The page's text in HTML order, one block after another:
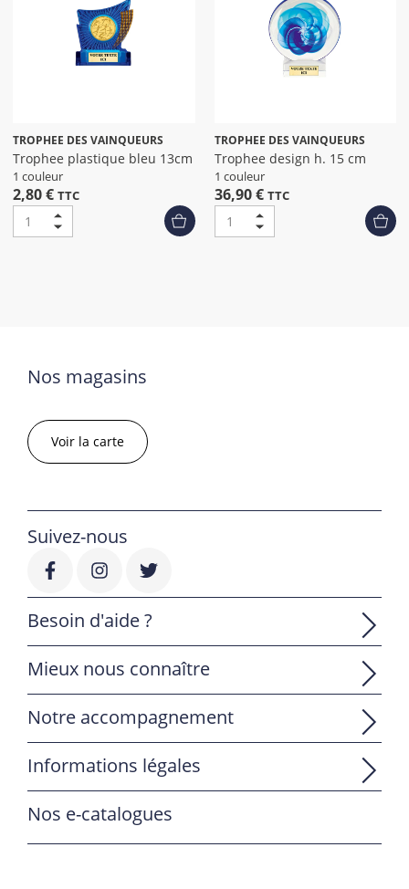
TROPHEE DES VAINQUEURS
Trophee plastique bleu 13cm
1 couleur
2,80 € TTC
TROPHEE DES VAINQUEURS
Trophee design h. 15 cm
1 couleur
36,90 € TTC
Nos magasins
Voir la carte
Suivez-nous
Besoin d'aide ?
Mieux nous connaître
Notre accompagnement
Informations légales
Nos e-catalogues